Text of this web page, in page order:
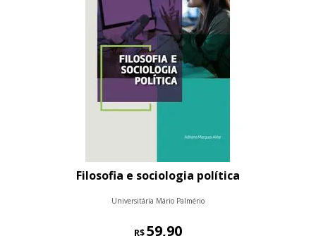
Filosofia e sociologia política
Universitária Mário Palmério
R$59,90